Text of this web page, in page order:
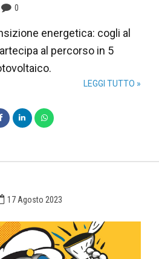
0
energetica: cogli al
al percorso in 5
LEGGI TUTTO »
17 Agosto 2023